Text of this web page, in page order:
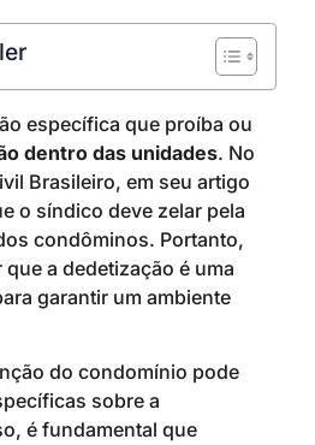
específica que proíba ou
dentro das unidades. No
Brasileiro, em seu artigo
o síndico deve zelar pela
condôminos. Portanto,
a dedetização é uma
garantir um ambiente
do condomínio pode
sobre a
é fundamental que